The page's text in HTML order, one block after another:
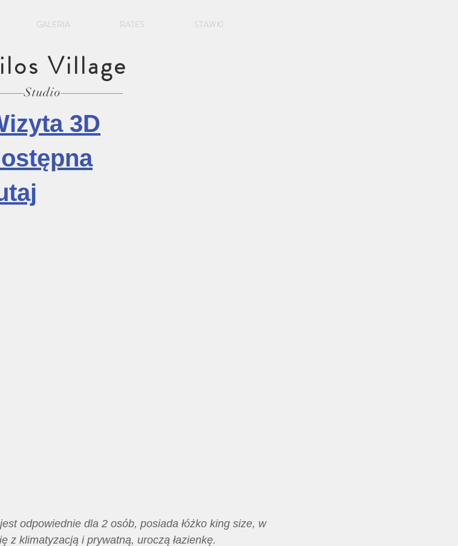
GALERIA RATES STAWKI
Village
Studio
3D
odpowiednie dla 2 osób, posiada łóżko king size, w
z klimatyzacją i prywatną, uroczą łazienkę.